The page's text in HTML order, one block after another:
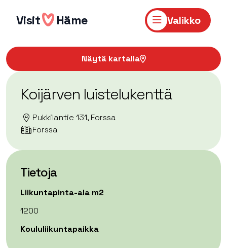
sisältöön
Visit Häme Valikko
Näytä kartalla
Koijärven luistelukenttä
Pukkilantie 131, Forssa
Forssa
Tietoja
Liikuntapinta-ala m2
1200
Koululiikuntapaikka